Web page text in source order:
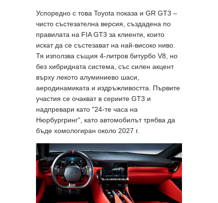
Успоредно с това Toyota показа и GR GT3 –
чисто състезателна версия, създадена по
правилата на FIA GT3 за клиенти, които
искат да се състезават на най-високо ниво.
Тя използва същия 4-литров битурбо V8, но
без хибридната система, със силен акцент
върху лекото алуминиево шаси,
аеродинамиката и издръжливостта. Първите
участия се очакват в сериите GT3 и
надпревари като "24-те часа на
Нюрбургринг", като автомобилът трябва да
бъде хомологиран около 2027 г.